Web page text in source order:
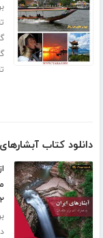
دانلود کتاب